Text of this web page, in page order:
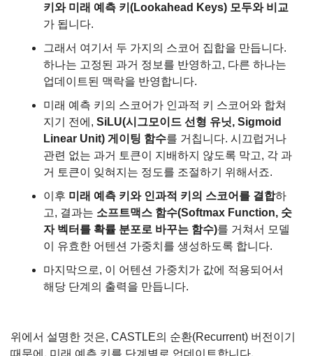
키와 미래 예측 키(Lookahead Keys) 모두와 비교
가 됩니다.
그래서 여기서 두 가지의 스코어 집합을 만듭니다.
하나는 고정된 과거 정보를 반영하고, 다른 하나는
업데이트된 맥락을 반영합니다.
미래 예측 키의 스코어가 인과적 키 스코어와 합쳐
지기 전에, SiLU(시그모이드 선형 유닛, Sigmoid
Linear Unit) 게이팅 함수를 거칩니다. 시끄럽거나
관련 없는 과거 토큰이 지배하지 않도록 막고, 각 과
거 토큰이 잊혀지는 정도를 조절하기 위해서죠.
이후 미래 예측 키와 인과적 키의 스코어를 결합하
고, 결과는 소프트맥스 함수(Softmax Function, 숫
자 벡터를 확률 분포로 바꾸는 함수)를 거쳐서 모델
이 유효한 어텐션 가중치를 생성하도록 합니다.
마지막으로, 이 어텐션 가중치가 값에 적용되어서
해당 단계의 출력을 만듭니다.
위에서 설명한 것은, CASTLE의 순환(Recurrent) 버전이기
때문에, 미래 예측 키를 단계별로 업데이트합니다.